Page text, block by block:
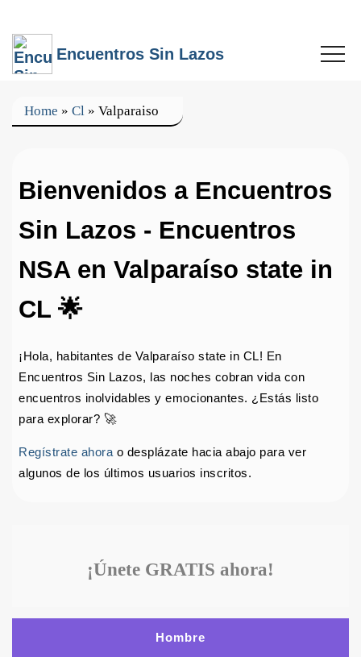
Encuentros Sin Lazos
Home » Cl » Valparaiso
Bienvenidos a Encuentros
Sin Lazos - Encuentros
NSA en Valparaíso state in
CL 🌟
¡Hola, habitantes de Valparaíso state in CL! En
Encuentros Sin Lazos, las noches cobran vida con
encuentros inolvidables y emocionantes. ¿Estás listo
para explorar? 🚀
Regístrate ahora o desplázate hacia abajo para ver
algunos de los últimos usuarios inscritos.
¡Únete GRATIS ahora!
Hombre